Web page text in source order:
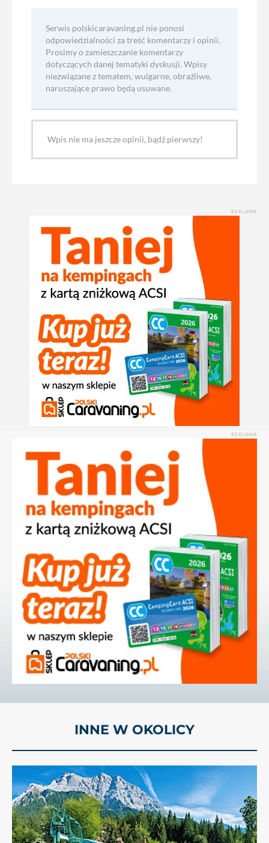
Serwis polskicaravaning.pl nie ponosi
odpowiedzialności za treść komentarzy i opinii.
Prosimy o zamieszczanie komentarzy
dotyczących danej tematyki dyskusji. Wpisy
niezwiązane z tematem, wulgarne, obraźliwe,
naruszające prawo będą usuwane.
Wpis nie ma jeszcze opinii, bądź pierwszy!
REKLAMA
REKLAMA
INNE W OKOLICY